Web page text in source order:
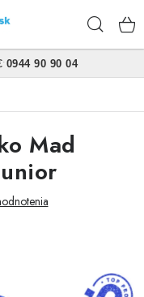
• 0944 90 90 04
Mad